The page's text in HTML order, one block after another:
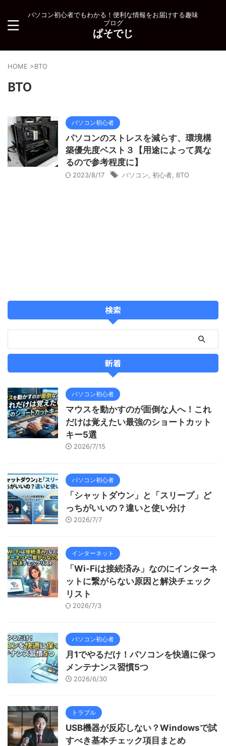
パソコン初心者でもわかる！便利な情報をお届けする趣味
ブログ
ぱそでじ
HOME >BTO
BTO
パソコン初心者
パソコンのストレスを減らす、環境構
築優先度ベスト３【用途によって異な
るので参考程度に】
2023/8/17 パソコン 初心者 BTO
検索
新着
パソコン初心者
マウスを動かすのが面倒な人へ！これ
だけは覚えたい最強のショートカット
キー5選
2026/7/15
パソコン初心者
「シャットダウン」と「スリープ」ど
っちがいいの？違いと使い分け
2026/7/7
インターネット
「Wi-Fiは接続済み」なのにインターネ
ットに繋がらない原因と解決チェック
リスト
2026/7/3
パソコン初心者
月1でやるだけ！パソコンを快適に保つ
メンテナンス習慣5つ
2026/6/30
トラブル
USB機器が反応しない？Windowsで試
すべき基本チェック項目まとめ